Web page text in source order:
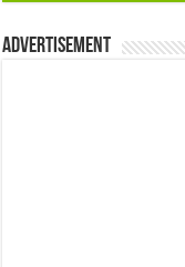
Advertisement